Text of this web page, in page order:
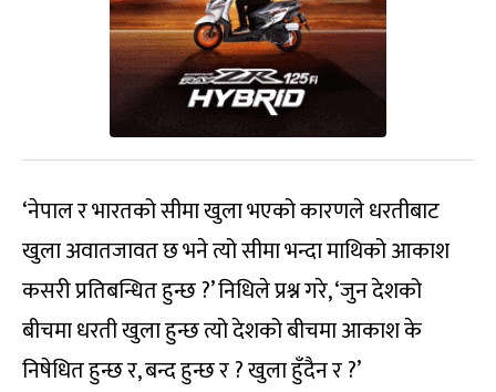
‘नेपाल र भारतको सीमा खुला भएको कारणले धरतीबाट
खुला अवातजावत छ भने त्यो सीमा भन्दा माथिको आकाश
कसरी प्रतिबन्धित हुन्छ ?’ निधिले प्रश्न गरे, ‘जुन देशको
बीचमा धरती खुला हुन्छ त्यो देशको बीचमा आकाश के
निषेधित हुन्छ र, बन्द हुन्छ र ? खुला हुँदैन र ?’